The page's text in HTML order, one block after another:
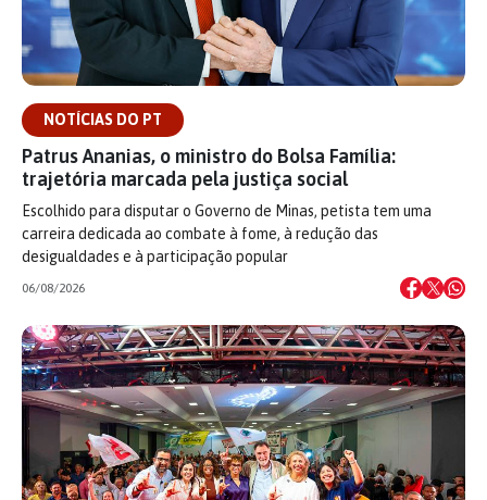
NOTÍCIAS DO PT
Patrus Ananias, o ministro do Bolsa Família:
trajetória marcada pela justiça social
Escolhido para disputar o Governo de Minas, petista tem uma
carreira dedicada ao combate à fome, à redução das
desigualdades e à participação popular
06/08/2026